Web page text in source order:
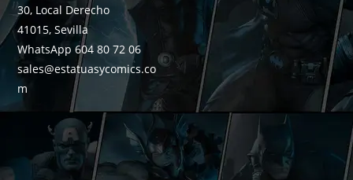
30, Local Derecho
41015, Sevilla
WhatsApp 604 80 72 06
sales@estatuasycomics.co
m